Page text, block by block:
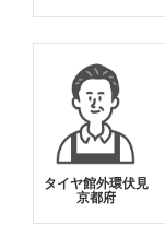
タイヤ館外環伏見
京都府